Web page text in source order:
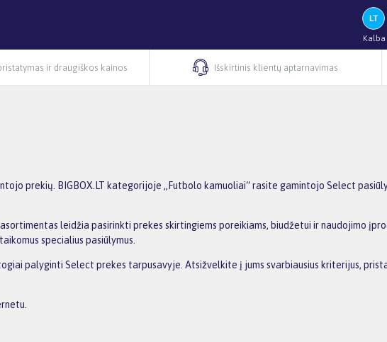
Kalba
ir draugiškos kainos Išskirtinis klientų aptarnavimas
prekių. BIGBOX.LT kategorijoje „Futbolo kamuoliai“ rasite gamintojo Select
leidžia pasirinkti prekes skirtingiems poreikiams, biudžetui ir naudojimo
specialius pasiūlymus.
palyginti Select prekes tarpusavyje. Atsižvelkite į jums svarbiausius kriterijus,